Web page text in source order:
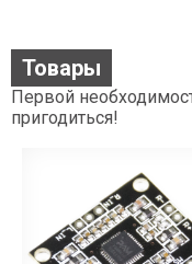
Товары
Первой
пригодиться!